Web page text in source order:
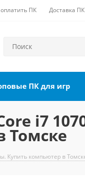
оплатить ПК Доставка ПК
ПК для игр
i7
Томске
Купить компьютер в